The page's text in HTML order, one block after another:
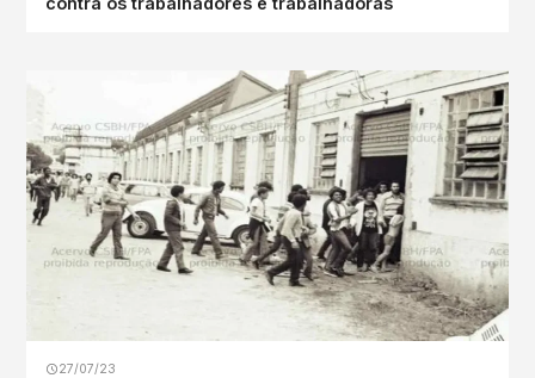
27/07/23